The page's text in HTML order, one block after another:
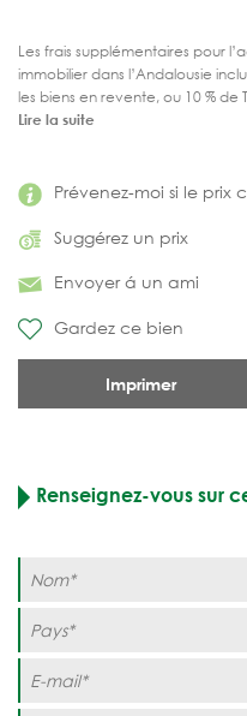
Prévenez-moi si le prix
Suggérez un prix
Envoyer á un ami
Gardez ce bien
Imprimer
Les frais supplémentaires pour
immobilier dans l’Andalousie
les biens en revente, ou 10 % de
Lire la suite
Renseignez-vous sur